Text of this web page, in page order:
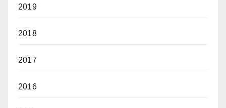
2019
2018
2017
2016